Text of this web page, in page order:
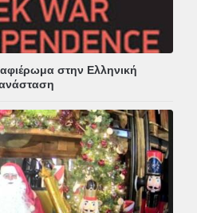
στην Ελληνική